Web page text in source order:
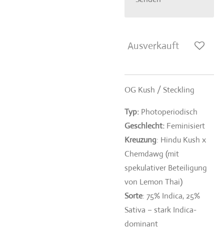
Ausverkauft
OG Kush / Steckling
Typ: Photoperiodisch
Geschlecht: Feminisiert
Kreuzung: Hindu Kush x
Chemdawg (mit
spekulativer Beteiligung
von Lemon Thai)
Sorte: 75% Indica, 25%
Sativa – stark Indica-
dominant